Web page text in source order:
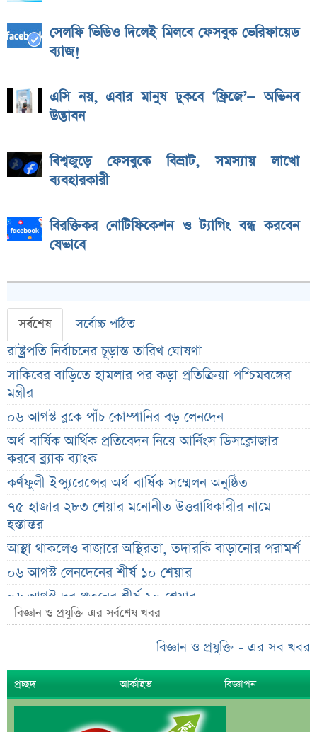
সেলফি ভিডিও দিলেই মিলবে ফেসবুক ভেরিফায়েড
ব্যাজ!
এসি নয়, এবার মানুষ ঢুকবে ‘ফ্রিজে’— অভিনব
উদ্ভাবন
বিশ্বজুড়ে ফেসবুকে বিভ্রাট, সমস্যায় লাখো
ব্যবহারকারী
বিরক্তিকর নোটিফিকেশন ও ট্যাগিং বন্ধ করবেন
যেভাবে
সর্বশেষ সর্বোচ্চ পঠিত
রাষ্ট্রপতি নির্বাচনের চূড়ান্ত তারিখ ঘোষণা
সাকিবের বাড়িতে হামলার পর কড়া প্রতিক্রিয়া পশ্চিমবঙ্গের
মন্ত্রীর
০৬ আগস্ট ব্লকে পাঁচ কোম্পানির বড় লেনদেন
অর্ধ-বার্ষিক আর্থিক প্রতিবেদন নিয়ে আর্নিংস ডিসক্লোজার
করবে ব্র্যাক ব্যাংক
কর্ণফুলী ইন্স্যুরেন্সের অর্ধ-বার্ষিক সম্মেলন অনুষ্ঠিত
৭৫ হাজার ২৮৩ শেয়ার মনোনীত উত্তরাধিকারীর নামে
হস্তান্তর
আস্থা থাকলেও বাজারে অস্থিরতা, তদারকি বাড়ানোর পরামর্শ
০৬ আগস্ট লেনদেনের শীর্ষ ১০ শেয়ার
০৬ আগস্ট দর পতনের শীর্ষ ১০ শেয়ার
০৬ আগস্ট দর বৃদ্ধির শীর্ষ ১০ শেয়ার
দেশি ৫ মাছে মিলল মাইক্রোপ্লাস্টিক!
শেয়ার দাম অস্বাভাবিক বাড়ায় ডিএসইর সতর্কবার্তা
প্রায় ২ কোটি শেয়ার বিক্রির ঘোষণা
উৎপাদন বন্ধের কারণ জানালো এস আলম কোল্ড রোল্ড স্টিল
বিজ্ঞান ও প্রযুক্তি এর সর্বশেষ খবর
বিজ্ঞান ও প্রযুক্তি - এর সব খবর
প্রচ্ছদ আর্কাইভ বিজ্ঞাপন